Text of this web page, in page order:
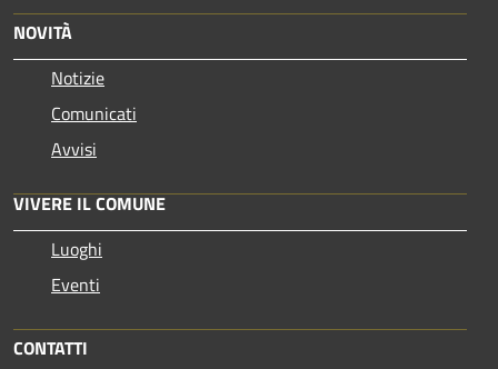
NOVITÀ
Notizie
Comunicati
Avvisi
VIVERE IL COMUNE
Luoghi
Eventi
CONTATTI